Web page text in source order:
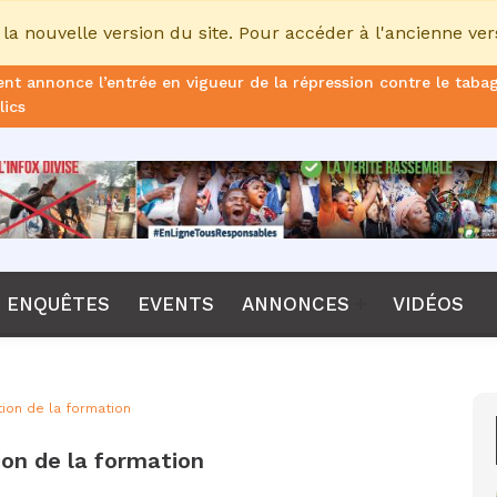
nouvelle version du site. Pour accéder à l'ancienne
annonce l’entrée en vigueur de la répression contre le
le non-renouvellement du contrat d'Emerse Faé à la tête
nouveau sélectionneur de l’équipe de France
CPI, Karim Khan, démis de ses fonctions par les États parties
ENQUÊTES EVENTS ANNONCES VIDÉOS
de la formation
de la formation